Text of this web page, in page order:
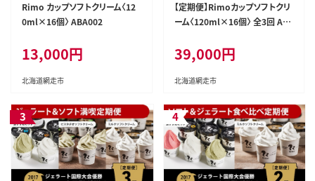
Rimo カップソフトクリーム〈12
0ml×16個〉 ABA002
13,000円
北海道網走市
【定期便】Rimoカップソフトクリ
ーム〈120ml×16個〉 全3回 AB
39,000円
北海道網走市